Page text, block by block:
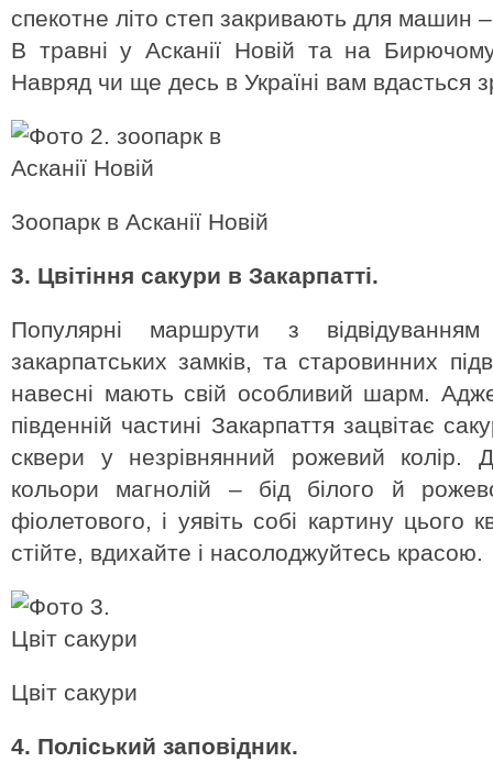
спекотне літо степ закривають для машин
В травні у Асканії Новій та на
Навряд чи ще десь в Україні вам вдасться
Зоопарк в Асканії Новій
3. Цвітіння сакури в Закарпатті.
Популярні маршрути з
закарпатських замків, та старовинних
навесні мають свій особливий шарм.
південній частині Закарпаття зацвітає
сквери у незрівнянний рожевий колір.
кольори магнолій – бід білого й
фіолетового, і уявіть собі картину цього
стійте, вдихайте і насолоджуйтесь красою.
Цвіт сакури
4. Поліський заповідник.